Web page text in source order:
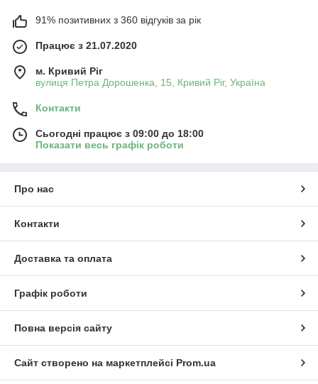
91% позитивних з 360 відгуків за рік
Працює з 21.07.2020
м. Кривий Ріг
вулиця Петра Дорошенка, 15, Кривий Ріг, Україна
Контакти
Сьогодні працює з 09:00 до 18:00
Показати весь графік роботи
Про нас
Контакти
Доставка та оплата
Графік роботи
Повна версія сайту
Сайт створено на маркетплейсі Prom.ua